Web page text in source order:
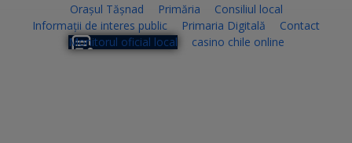
Orașul Tășnad Primăria
Consiliul local
Informații de interes public
Primaria Digitală
Contact
Monitorul oficial local
casino chile online